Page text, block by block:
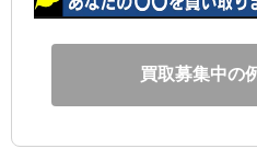
買取募集中の